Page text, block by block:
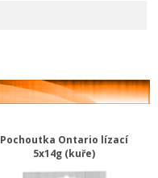
Pochoutka Ontario lízací
5x14g (kuře)